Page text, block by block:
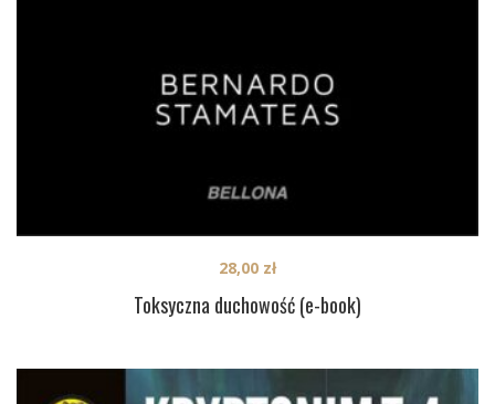
Toksyczna duchowość (e-book)
28,00 zł